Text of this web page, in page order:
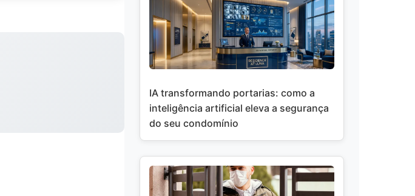
IA transformando portarias: como a
inteligência artificial eleva a segurança
do seu condomínio